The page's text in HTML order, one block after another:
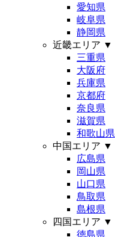
愛知県
岐阜県
静岡県
近畿エリア ▼
三重県
大阪府
兵庫県
京都府
奈良県
滋賀県
和歌山県
中国エリア ▼
広島県
岡山県
山口県
鳥取県
島根県
四国エリア ▼
徳島県